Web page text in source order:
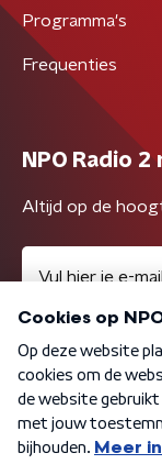
Programma's
Frequenties
NPO Radio
Altijd op de
Algemene